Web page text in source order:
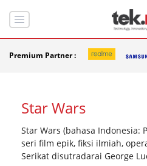
Premium Partner :
Star Wars
Star Wars (bahasa Indonesia:
seri film epik, fiksi ilmiah,
Serikat disutradarai George